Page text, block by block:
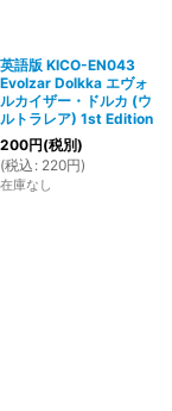
英語版 KICO-EN043
Evolzar Dolkka エヴォ
ルカイザー・ドルカ (ウ
ルトラレア) 1st Edition
200円(税別)
(税込 : 220円)
在庫なし